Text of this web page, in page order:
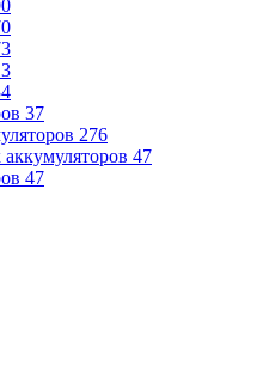
37
276
47
47